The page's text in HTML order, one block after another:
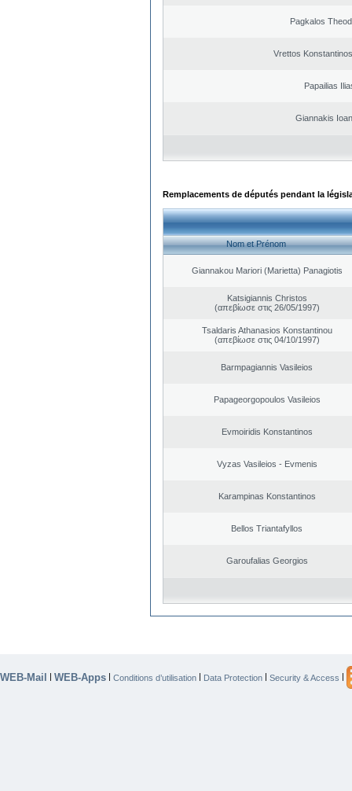
Pagkalos
Vrettos
Papailias
Giannakis
Remplacements de députés pendant la
Nom et Prénom
Giannakou Mariori (Marietta) Panagiotis
Katsigiannis Christos
(απεβίωσε στις 26/05/1997)
Tsaldaris Athanasios Konstantinou
(απεβίωσε στις 04/10/1997)
Barmpagiannis Vasileios
Papageorgopoulos Vasileios
Evmoiridis Konstantinos
Vyzas Vasileios - Evmenis
Karampinas Konstantinos
Bellos Triantafyllos
Garoufalias Georgios
WEB-Mail | WEB-Apps | Conditions d’utilisation | Data Protection | Security & Access |